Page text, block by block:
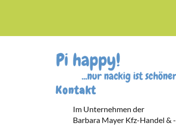
Kontakt
Im Unternehmen der
Barbara Mayer Kfz-Handel & -